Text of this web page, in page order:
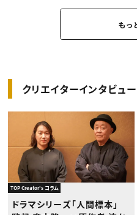
クリエイターインタビュ
TOP Creator's コラム
ドラマシリーズ「人間標本」